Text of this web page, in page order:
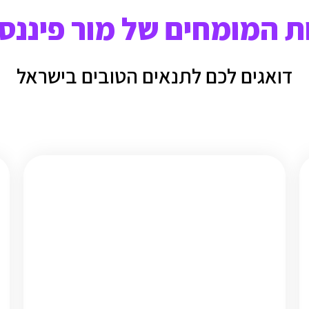
המומחים של מור
דואגים לכם לתנאים הטובים בישראל